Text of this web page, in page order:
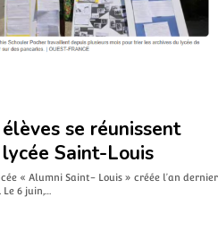
se réunissent
Saint-Louis
« Alumni Saint- Louis » créée l’an dernier
6 juin,…